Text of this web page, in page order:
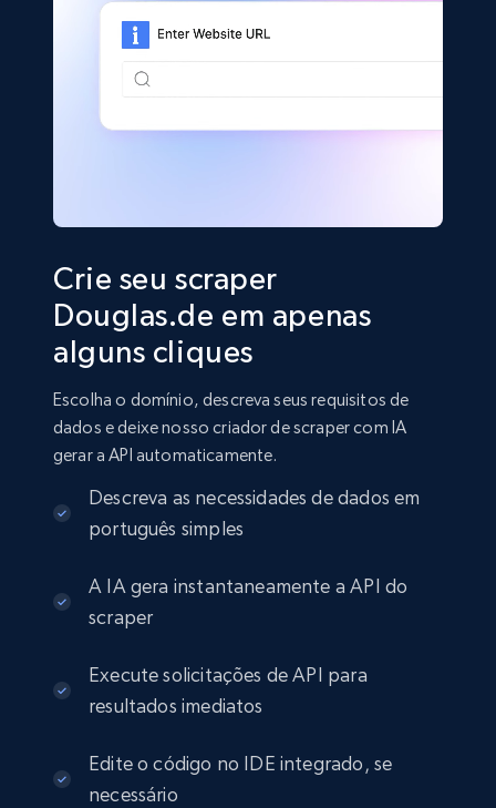
Crie seu scraper
Douglas.de em apenas
alguns cliques
Escolha o domínio, descreva seus requisitos de
dados e deixe nosso criador de scraper com IA
gerar a API automaticamente.
Descreva as necessidades de dados em
português simples
A IA gera instantaneamente a API do
scraper
Execute solicitações de API para
resultados imediatos
Edite o código no IDE integrado, se
necessário